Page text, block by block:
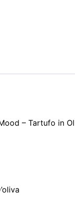
– Tartufo in